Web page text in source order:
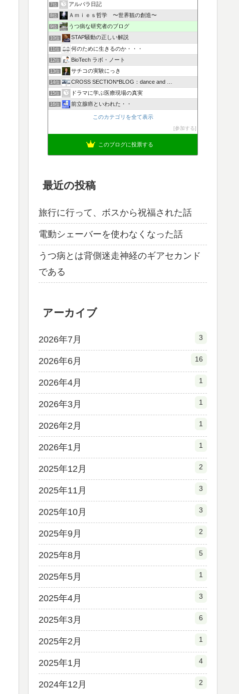
7位 アルバラ日記
8位 Ａｍｉｅｓ哲学 〜世界観の創造〜
9位 うつ病な研究者のブログ
10位 STAP騒動の正しい解説
11位 何のために生きるのか・・・
12位 BioTech ラボ・ノート
13位 サチコの実験にっき
14位 CROSS SECTION*BLOG：dance and …
15位 ドラマに学ぶ医療現場の真実
16位 前立腺癌といわれた・・
このカテゴリを全て表示
参加する
このブログに投票する
最近の投稿
旅行に行って、ボスから祝福された話
電動シェーバーを使わなくなった話
うつ病とは背側迷走神経のギアセカンド
である
アーカイブ
2026年7月 3
2026年6月 16
2026年4月 1
2026年3月 1
2026年2月 1
2026年1月 1
2025年12月 2
2025年11月 3
2025年10月 3
2025年9月 2
2025年8月 5
2025年5月 1
2025年4月 3
2025年3月 6
2025年2月 1
2025年1月 4
2024年12月 2